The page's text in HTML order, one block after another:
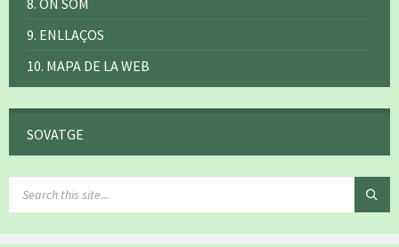
8. ON SOM
9. ENLLAÇOS
10. MAPA DE LA WEB
SOVATGE